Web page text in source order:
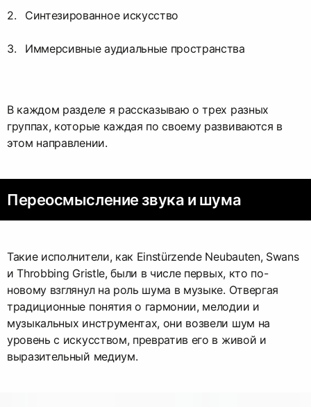
Синтезированное искусство
Иммерсивные аудиальные пространства
В каждом разделе я рассказываю о трех разных
группах, которые каждая по своему развиваются в
этом направлении.
Переосмысление звука и шума
Такие исполнители, как Einstürzende Neubauten, Swans
и Throbbing Gristle, были в числе первых, кто по-
новому взглянул на роль шума в музыке. Отвергая
традиционные понятия о гармонии, мелодии и
музыкальных инструментах, они возвели шум на
уровень с искусством, превратив его в живой и
выразительный медиум.